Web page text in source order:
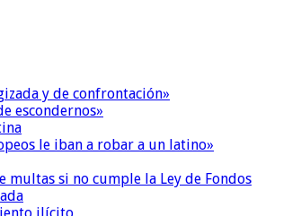
y de confrontación»
escondernos»
le iban a robar a un latino»
si no cumple la Ley de Fondos